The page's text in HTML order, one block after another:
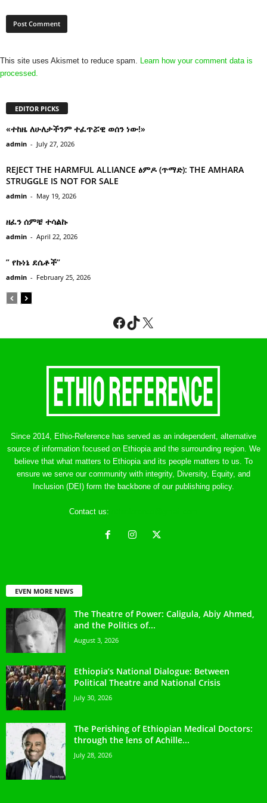
This site uses Akismet to reduce spam. Learn how your comment data is
processed.
EDITOR PICKS
«ተከዜ ለሁለታችንም ተፈጥሯዊ ወሰን ነው!»
admin - July 27, 2026
REJECT THE HARMFUL ALLIANCE ፅምዶ (ጥማድ): THE AMHARA
STRUGGLE IS NOT FOR SALE
admin - May 19, 2026
ዘፈን ሰምቼ ተሳልኩ
admin - April 22, 2026
” የኩነኔ ደሴቶች’’
admin - February 25, 2026
Facebook
TikTok
X
Since 2014, Ethio-Reference has served as an independent, alternative
source of information focused on Ethiopia and the surrounding region. We
believe that what matters to Ethiopia and its people matters to us. To
ensure we serve our community with integrity, Diversity, Equity, and
Inclusion (DEI) form the backbone of our publishing policy.
Contact us:
EVEN MORE NEWS
The Theatre of Power: Caligula, Abiy Ahmed,
and the Politics of...
August 3, 2026
Ethiopia’s National Dialogue: Between
Political Theatre and National Crisis
July 30, 2026
The Perishing of Ethiopian Medical Doctors:
through the lens of Achille...
July 28, 2026